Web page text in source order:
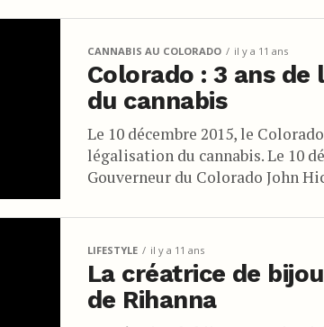
CANNABIS AU COLORADO il y a 11 ans
Colorado : 3 ans de
du cannabis
Le 10 décembre 2015, le
légalisation du cannabis. Le 10
Gouverneur du Colorado John
LIFESTYLE il y a 11 ans
La créatrice de
de Rihanna